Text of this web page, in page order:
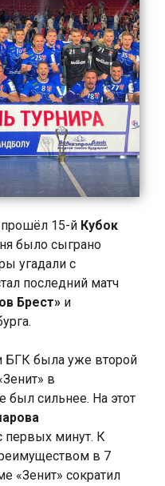
прошёл 15-й Кубок
было сыграно
угадали с
последний матч
Брест» и
БГК была уже второй
в
был сильнее. На этот
первых минут. К
в 7
«Зенит» сократил